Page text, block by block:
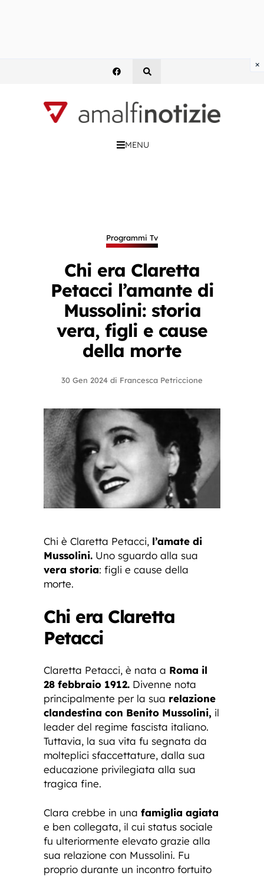
MENU
Programmi Tv
Chi era Claretta
Petacci l’amante di
Mussolini: storia
vera, figli e cause
della morte
30 Gen 2024 di Francesca Petriccione
Chi è Claretta Petacci, l’amate di
Mussolini. Uno sguardo alla sua
vera storia: figli e cause della
morte.
Chi era Claretta
Petacci
Claretta Petacci, è nata a Roma il
28 febbraio 1912. Divenne nota
principalmente per la sua relazione
clandestina con Benito Mussolini, il
leader del regime fascista italiano.
Tuttavia, la sua vita fu segnata da
molteplici sfaccettature, dalla sua
educazione privilegiata alla sua
tragica fine.
Clara crebbe in una famiglia agiata
e ben collegata, il cui status sociale
fu ulteriormente elevato grazie alla
sua relazione con Mussolini. Fu
proprio durante un incontro fortuito
×